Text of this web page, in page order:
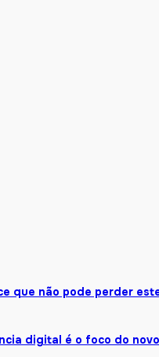
que não pode perder
digital é o foco do